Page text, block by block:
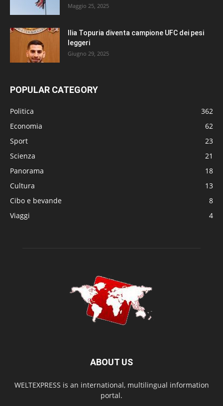
Maggio 25, 2025
Ilia Topuria diventa campione UFC dei pesi
leggeri
Giugno 29, 2025
POPULAR CATEGORY
Politica
362
Economia
62
Sport
23
Scienza
21
Panorama
18
Cultura
13
Cibo e bevande
8
Viaggi
4
ABOUT US
WELTEXPRESS is an international, multilingual information
portal.